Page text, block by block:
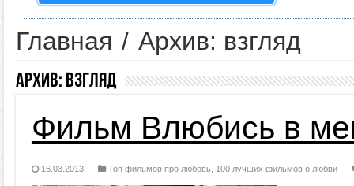
Главная / Архив: взгляд
Архив: взгляд
Фильм Влюбись в
16.03.2013 Топ фильмов про любовь, 100 лучших фильмов о любви